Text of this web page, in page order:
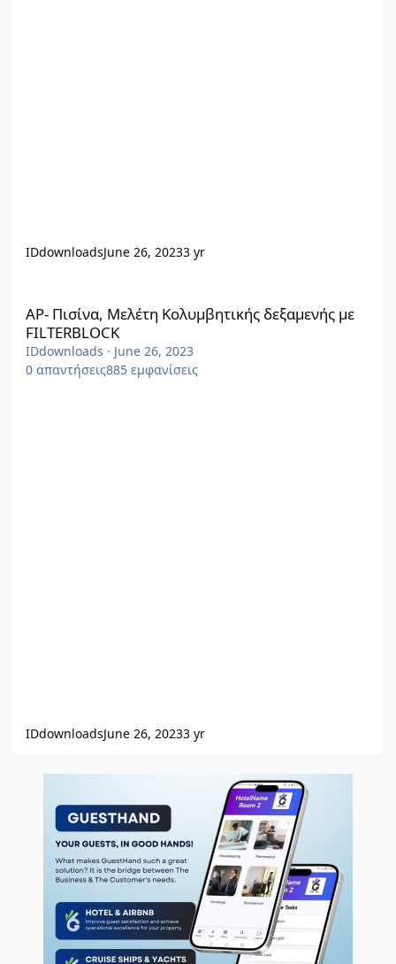
IDdownloadsJune 26, 20233 yr
ΑΡ- Πισίνα, Μελέτη Κολυμβητικής δεξαμενής με
FILTERBLOCK
IDdownloads · June 26, 2023
0 απαντήσεις885 εμφανίσεις
IDdownloadsJune 26, 20233 yr